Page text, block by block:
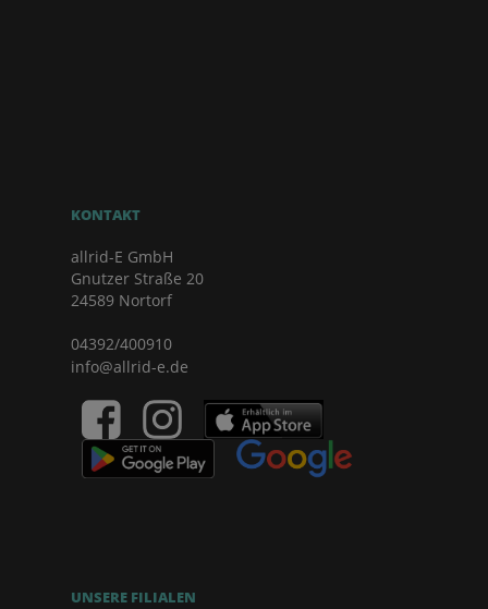
KONTAKT
allrid-E GmbH
Gnutzer Straße 20
24589 Nortorf
04392/400910
info@allrid-e.de
UNSERE FILIALEN